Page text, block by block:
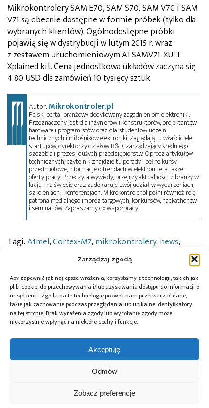
Zarządzaj zgodą
Aby zapewnić jak najlepsze wrażenia, korzystamy z technologii, takich jak
pliki cookie, do przechowywania i/lub uzyskiwania dostępu do informacji o
urządzeniu. Zgoda na te technologie pozwoli nam przetwarzać dane,
takie jak zachowanie podczas przeglądania lub unikalne identyfikatory
na tej stronie. Brak wyrażenia zgody lub wycofanie zgody może
niekorzystnie wpłynąć na niektóre cechy i funkcje.
Akceptuję
Odmów
Zobacz preferencje
Mikrokontrolery SAM E70, SAM S70, SAM V70 i SAM
V71 są obecnie dostępne w formie próbek (tylko dla
wybranych klientów). Ogólnodostępne próbki
pojawią się w dystrybucji w lutym 2015 r. wraz
z zestawem uruchomieniowym ATSAMV71-XULT
Xplained kit. Cena jednostkowa układów zaczyna się
4.80 USD dla zamówień 10 tysięcy sztuk.
Autor:Mikrokontroler.pl
Polski portal branżowy dedykowany zagadnieniom elektroniki.
Przeznaczony jest dla inżynierów i konstruktorów, projektantów
hardware i programistów oraz dla studentów uczelni
technicznych i miłośników elektroniki. Zaglądają tu właściciele
startupów, dyrektorzy działów R&D, zarządzający średniego
szczebla i prezesi dużych przedsiębiorstw. Oprócz artykułów
technicznych, czytelnik znajdzie tu porady i pełne kursy
przedmiotowe, informacje o trendach w elektronice, a także
oferty pracy. Przeczyta wywiady, przejrzy aktualności z branży w
kraju i na świecie oraz zadeklaruje swój udział w wydarzeniach,
szkoleniach i konferencjach. Mikrokontroler.pl pełni również rolę
patrona medialnego imprez targowych, konkursów, hackathonów
i seminariów. Zapraszamy do współpracy!
Tagi:Atmel,Cortex-M7, mikrokontrolery, news,
Przeczytaj również:
Global Electronics
Microchip i Micron
architekturę
PCIe® Gen 6 dla AI